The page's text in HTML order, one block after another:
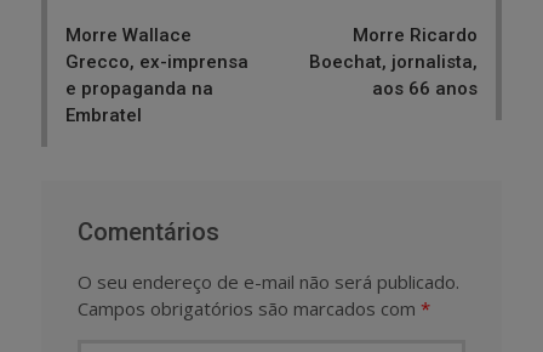
Morre Wallace
Grecco, ex-imprensa
e propaganda na
Embratel
Morre Ricardo
Boechat, jornalista,
aos 66 anos
Comentários
O seu endereço de e-mail não será publicado.
Campos obrigatórios são marcados com *